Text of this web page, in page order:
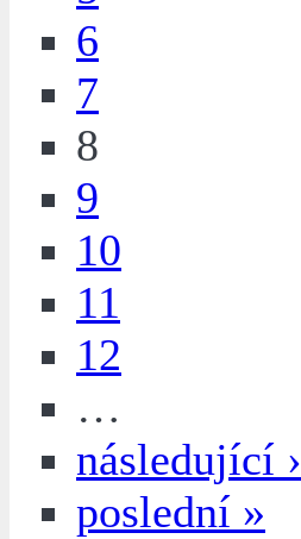
6
7
8
9
10
11
12
…
následující ›
poslední »